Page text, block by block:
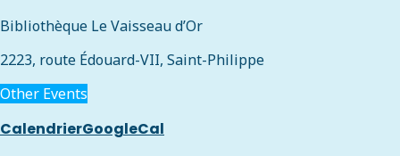
Bibliothèque Le Vaisseau d’Or
2223, route Édouard-VII, Saint-Philippe
Other Events
CalendrierGoogleCal